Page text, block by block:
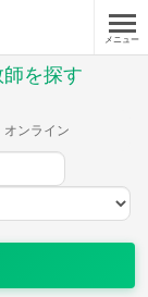
メニュー
を探す
オンライン